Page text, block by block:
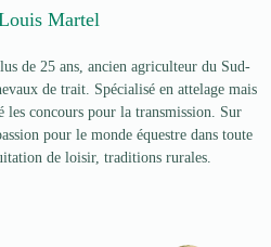
Martel
de 25 ans, ancien agriculteur du Sud-
de trait. Spécialisé en attelage mais
concours pour la transmission. Sur
pour le monde équestre dans toute
de loisir, traditions rurales.